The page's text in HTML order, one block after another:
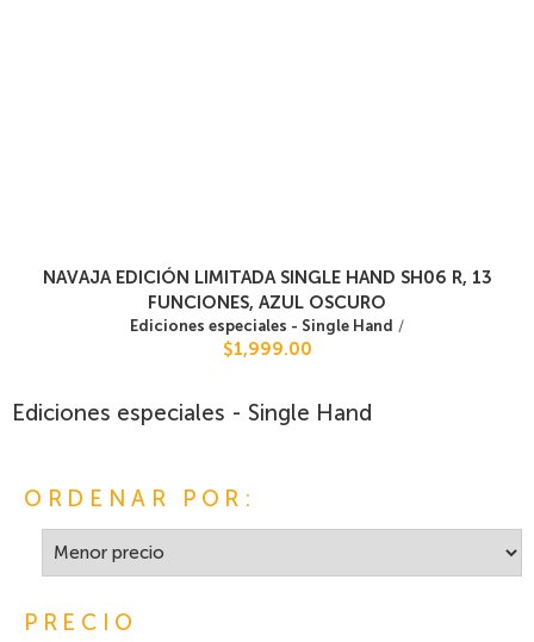
NAVAJA EDICIÓN LIMITADA SINGLE HAND SH06 R, 13
FUNCIONES, AZUL OSCURO
Ediciones especiales - Single Hand /
$1,999.00
Ediciones especiales - Single Hand
ORDENAR POR:
PRECIO